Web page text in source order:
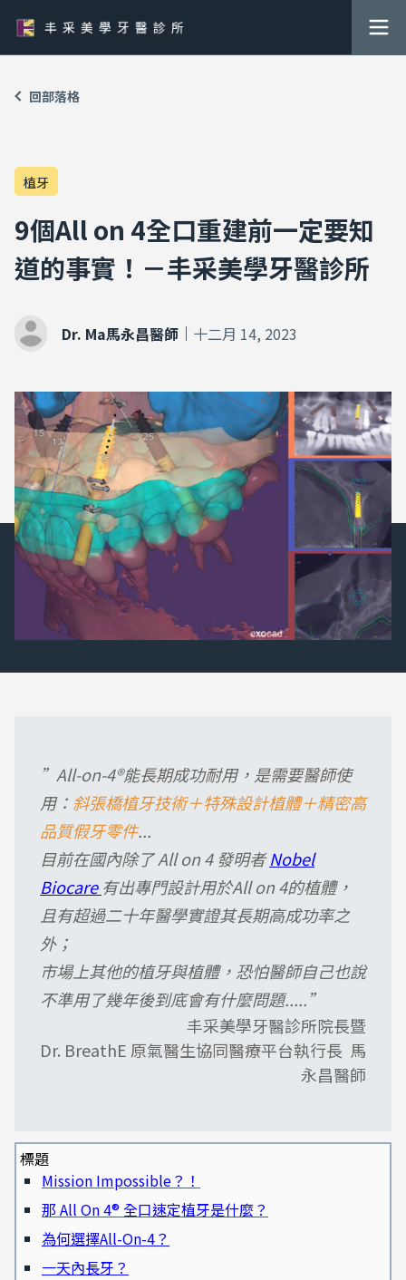
回部落格
植牙
9個All on 4全口重建前一定要知
道的事實！－丰采美學牙醫診所
Dr. Ma馬永昌醫師 十二月 14, 2023
”All-on-4®能長期成功耐用，是需要醫師使
用： 斜張橋植牙技術＋特殊設計植體＋精密高
品質假牙零件...
目前在國內除了 All on 4 發明者Nobel
Biocare有出專門設計用於All on 4的植體，
且有超過二十年醫學實證其長期高成功率之
外；
市場上其他的植牙與植體，恐怕醫師自己也說
不準用了幾年後到底會有什麼問題.....”
丰采美學牙醫診所院長暨
Dr. BreathE 原氣醫生協同醫療平台執行長 馬
永昌醫師
標題
Mission Impossible？！
那 All On 4® 全口速定植牙是什麼？
為何選擇All-On-4？
一天內長牙？